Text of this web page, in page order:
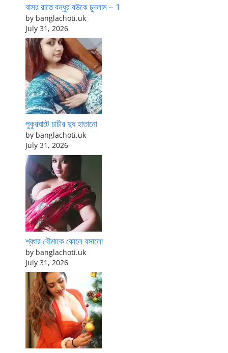
বাসর রাতে বন্ধুর বউকে চুদলাম – 1
by banglachoti.uk
July 31, 2026
পুকুরঘাটে চাচীর দুধ হাতানো
by banglachoti.uk
July 31, 2026
শ্বশুর বৌমাকে কোলে বসালো
by banglachoti.uk
July 31, 2026